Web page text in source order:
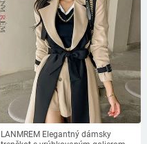
LANMREM Elegantný dámsky